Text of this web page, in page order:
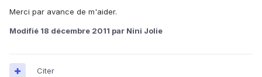
Merci par avance de m'aider.
Modifié 18 décembre 2011 par Nini Jolie
Citer